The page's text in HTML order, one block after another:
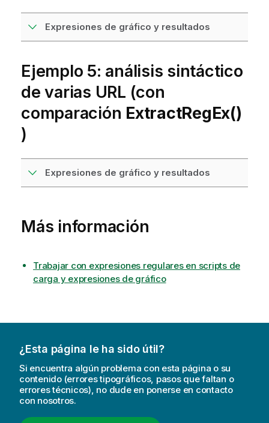
Expresiones de gráfico y resultados
Ejemplo 5: análisis sintáctico
de varias URL (con
comparación ExtractRegEx()
)
Expresiones de gráfico y resultados
Más información
Trabajar con expresiones regulares en scripts de
carga y expresiones de gráfico
¿Esta página le ha sido útil?
Si encuentra algún problema con esta página o su
contenido (errores tipográficos, pasos que faltan o
errores técnicos), no dude en ponerse en contacto
con nosotros.